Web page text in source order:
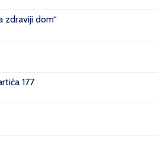
zdraviji dom“
177